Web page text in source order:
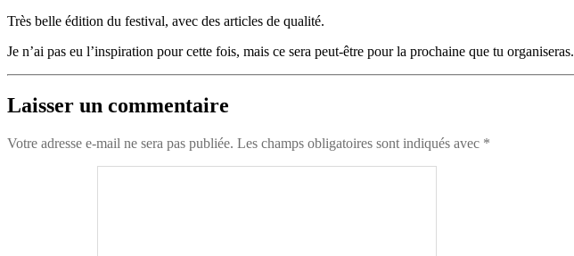
Très belle édition du festival, avec des articles de qualité.
Je n’ai pas eu l’inspiration pour cette fois, mais ce sera peut-être pour la prochaine que tu organiseras.
Laisser un commentaire
Votre adresse e-mail ne sera pas publiée. Les champs obligatoires sont indiqués avec *